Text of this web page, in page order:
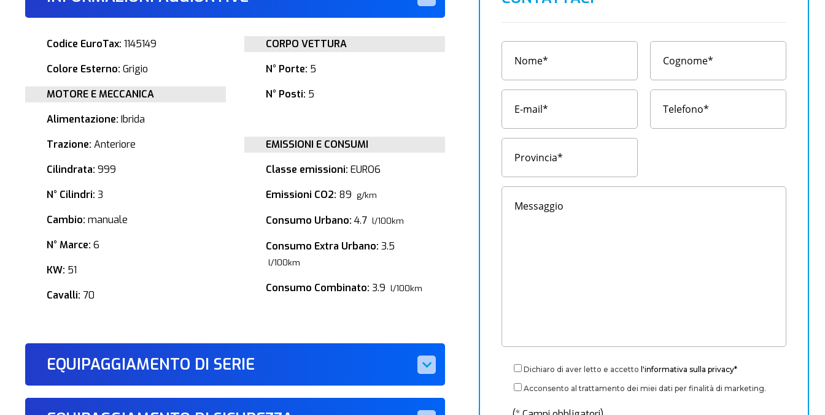
Codice EuroTax: 1145149
Colore Esterno: Grigio
MOTORE E MECCANICA
Alimentazione: Ibrida
Trazione: Anteriore
Cilindrata: 999
N° Cilindri: 3
Cambio: manuale
N° Marce: 6
KW: 51
Cavalli: 70
CORPO VETTURA
N° Porte: 5
N° Posti: 5
EMISSIONI E CONSUMI
Classe emissioni: EURO6
Emissioni CO2: 89 g/km
Consumo Urbano: 4.7 l/100km
Consumo Extra Urbano: 3.5
l/100km
Consumo Combinato: 3.9 l/100km
EQUIPAGGIAMENTO DI SERIE Dichiaro di aver letto e accetto l'informativa sulla privacy*
Acconsento al trattamento dei miei dati per finalità di marketing.